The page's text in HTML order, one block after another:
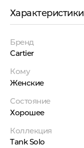
Характеристики
Бренд
Cartier
Кому
Женские
Состояние
Хорошее
Коллекция
Tank Solo